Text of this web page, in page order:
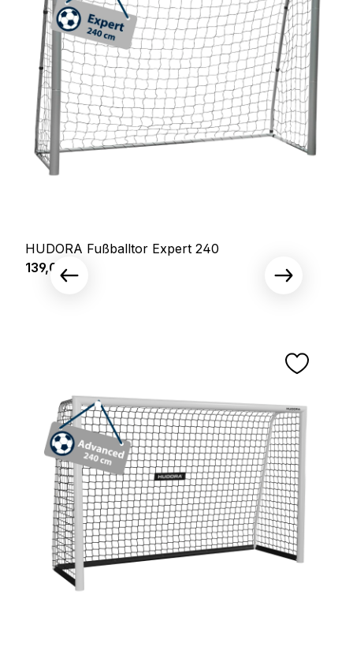
HUDORA Fußballtor Expert 240
Regulärer Preis:
139,00 €